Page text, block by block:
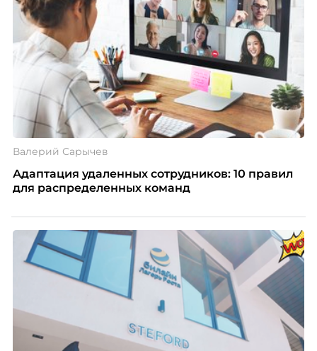
Валерий Сарычев
Адаптация удаленных сотрудников: 10 правил
для распределенных команд